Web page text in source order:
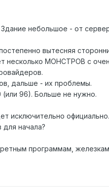
небольшое - от
вытесняя
несколько МОНСТРОВ с
дальше - их проблемы.
96). Больше не нужно.
исключительно официально.
начала?
программам,